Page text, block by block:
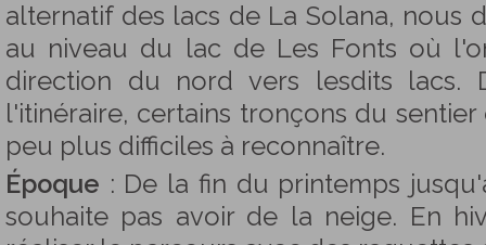
alternatif des lacs de La Solana, nous
au niveau du lac de Les Fonts où
direction du nord vers lesdits lacs.
l'itinéraire, certains tronçons du
peu plus difficiles à reconnaître.
Époque : De la fin du printemps
souhaite pas avoir de la neige. En